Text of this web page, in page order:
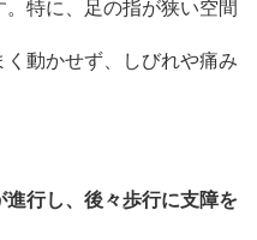
特に、足の指が狭い空間
動かせず、しびれや痛み
行し、後々歩行に支障を